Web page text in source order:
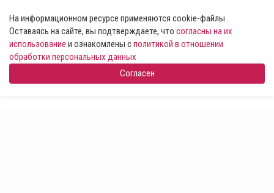
На информационном ресурсе применяются cookie-файлы .
Оставаясь на сайте, вы подтверждаете, что согласны на их
использование и ознакомлены сполитикой в отношении
обработки персональных данных
Согласен